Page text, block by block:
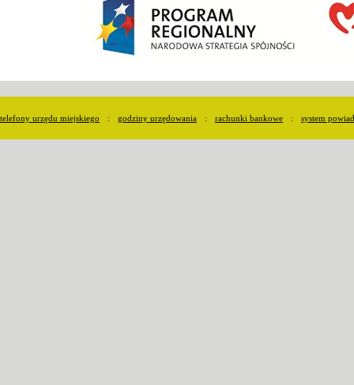
telefony urzędu miejskiego : godziny urzędowania : rachunki bankowe : system